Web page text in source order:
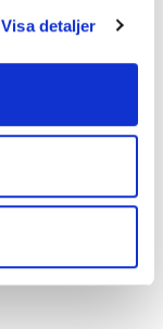
Visa detaljer